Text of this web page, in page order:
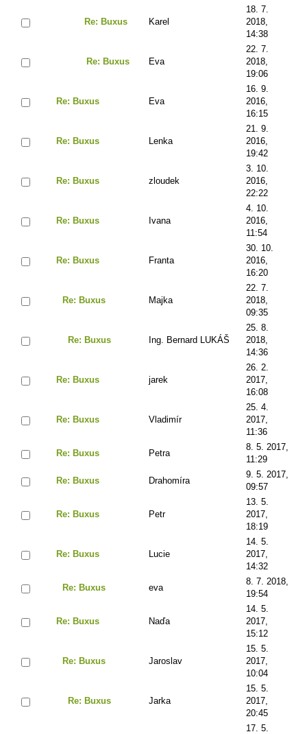
Re: Buxus Karel
18. 7.
2018,
14:38
Re: Buxus Eva
22. 7.
2018,
19:06
Re: Buxus Eva
16. 9.
2016,
16:15
Re: Buxus Lenka
21. 9.
2016,
19:42
Re: Buxus zloudek
3. 10.
2016,
22:22
Re: Buxus Ivana
4. 10.
2016,
11:54
Re: Buxus Franta
30. 10.
2016,
16:20
Re: Buxus Majka
22. 7.
2018,
09:35
Re: Buxus Ing. Bernard LUKÁŠ
25. 8.
2018,
14:36
Re: Buxus jarek
26. 2.
2017,
16:08
Re: Buxus Vladimír
25. 4.
2017,
11:36
Re: Buxus Petra
8. 5. 2017,
11:29
Re: Buxus Drahomíra
9. 5. 2017,
09:57
Re: Buxus Petr
13. 5.
2017,
18:19
Re: Buxus Lucie
14. 5.
2017,
14:32
Re: Buxus eva
8. 7. 2018,
19:54
Re: Buxus Naďa
14. 5.
2017,
15:12
Re: Buxus Jaroslav
15. 5.
2017,
10:04
Re: Buxus Jarka
15. 5.
2017,
20:45
17. 5.